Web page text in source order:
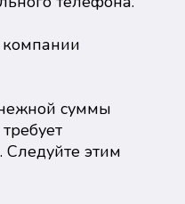
компании
суммы
Следуйте этим